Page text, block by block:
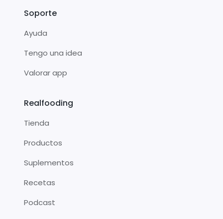
Soporte
Ayuda
Tengo una idea
Valorar app
Realfooding
Tienda
Productos
Suplementos
Recetas
Podcast